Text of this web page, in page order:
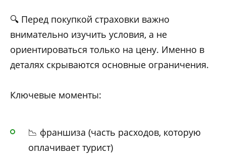
🔍 Перед покупкой страховки важно
внимательно изучить условия, а не
ориентироваться только на цену. Именно в
деталях скрываются основные ограничения.
Ключевые моменты:
📉 франшиза (часть расходов, которую
оплачивает турист)